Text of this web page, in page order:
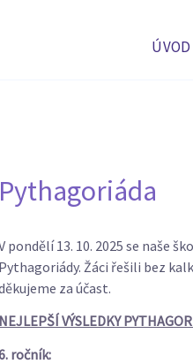
ÚVOD
Pythagoriáda
pondělí 13. 10. 2025 se naše
Pythagoriády. Žáci řešili bez
za účast.
NEJLEPŠÍ VÝSLEDKY
ročník: